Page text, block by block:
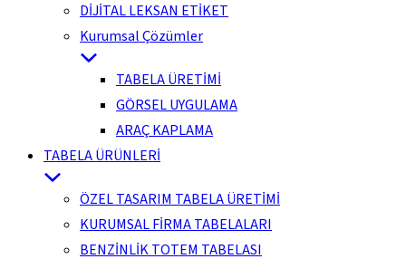
DİJİTAL LEKSAN ETİKET
Kurumsal Çözümler
TABELA ÜRETİMİ
GÖRSEL UYGULAMA
ARAÇ KAPLAMA
TABELA ÜRÜNLERİ
ÖZEL TASARIM TABELA ÜRETİMİ
KURUMSAL FİRMA TABELALARI
BENZİNLİK TOTEM TABELASI